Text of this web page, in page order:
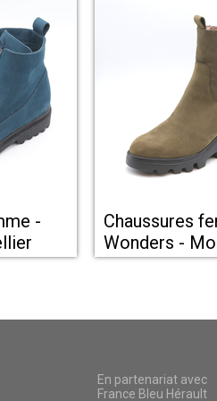
-
Chaussures
En partenariat avec
France Bleu Hérault